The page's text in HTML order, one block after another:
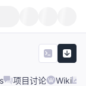
项目讨论 Wiki